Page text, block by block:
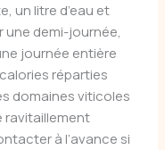
un litre d’eau et
une demi-journée,
journée entière
réparties
domaines viticoles
ravitaillement
à l’avance si